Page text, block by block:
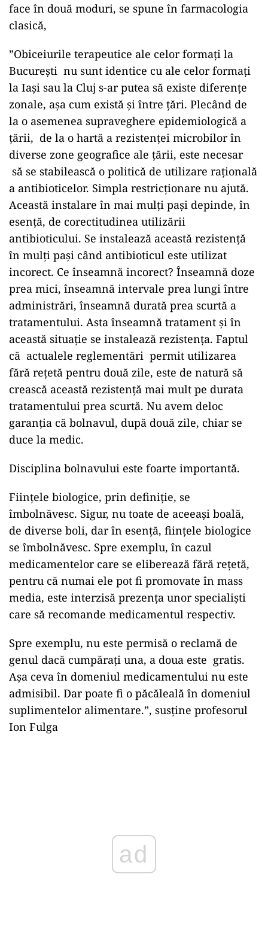
face în două moduri, se spune în farmacologia
clasică,
”Obiceiurile terapeutice ale celor formați la
București nu sunt identice cu ale celor formați
la Iași sau la Cluj s-ar putea să existe diferențe
zonale, așa cum există și între țări. Plecând de
la o asemenea supraveghere epidemiologică a
țării, de la o hartă a rezistenței microbilor în
diverse zone geografice ale țării, este necesar
să se stabilească o politică de utilizare rațională
a antibioticelor. Simpla restricționare nu ajută.
Această instalare în mai mulți pași depinde, în
esență, de corectitudinea utilizării
antibioticului. Se instalează această rezistență
în mulți pași când antibioticul este utilizat
incorect. Ce înseamnă incorect? Înseamnă doze
prea mici, înseamnă intervale prea lungi între
administrări, înseamnă durată prea scurtă a
tratamentului. Asta înseamnă tratament și în
această situație se instalează rezistența. Faptul
că actualele reglementări permit utilizarea
fără rețetă pentru două zile, este de natură să
crească această rezistență mai mult pe durata
tratamentului prea scurtă. Nu avem deloc
garanția că bolnavul, după două zile, chiar se
duce la medic.
Disciplina bolnavului este foarte importantă.
Ființele biologice, prin definiție, se
îmbolnăvesc. Sigur, nu toate de aceeași boală,
de diverse boli, dar în esență, ființele biologice
se îmbolnăvesc. Spre exemplu, în cazul
medicamentelor care se eliberează fără rețetă,
pentru că numai ele pot fi promovate în mass
media, este interzisă prezența unor specialiști
care să recomande medicamentul respectiv.
Spre exemplu, nu este permisă o reclamă de
genul dacă cumpărați una, a doua este gratis.
Așa ceva în domeniul medicamentului nu este
admisibil. Dar poate fi o păcăleală în domeniul
suplimentelor alimentare.”, susține profesorul
Ion Fulga
ad